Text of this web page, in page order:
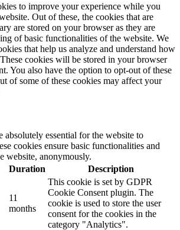
to improve your experience while you
Out of these, the cookies that are
are stored on your browser as they are
of basic functionalities of the website. We
that help us analyze and understand how
cookies will be stored in your browser
You also have the option to opt-out of these
of some of these cookies may affect your
absolutely essential for the website to
cookies ensure basic functionalities and
website, anonymously.
Duration Description
11
months
This cookie is set by GDPR
Cookie Consent plugin. The
cookie is used to store the user
consent for the cookies in the
category "Analytics".